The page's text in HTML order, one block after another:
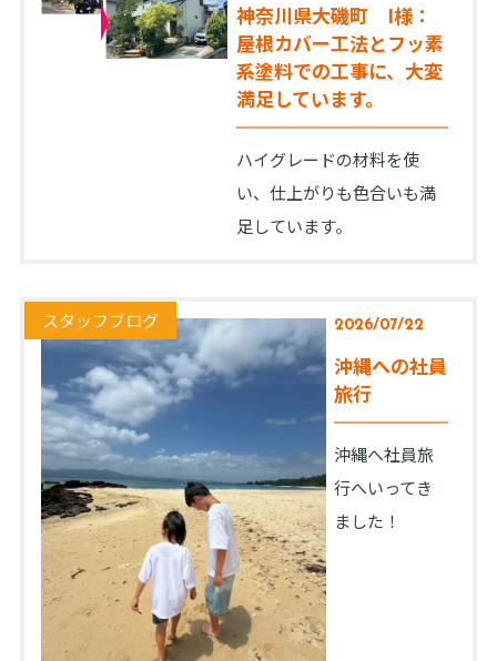
神奈川県大磯町 I様：
屋根カバー工法とフッ素
系塗料での工事に、大変
満足しています。
ハイグレードの材料を使
い、仕上がりも色合いも満
足しています。
スタッフブログ 2026/07/22
沖縄への社員
旅行
沖縄へ社員旅
行へいってき
ました！